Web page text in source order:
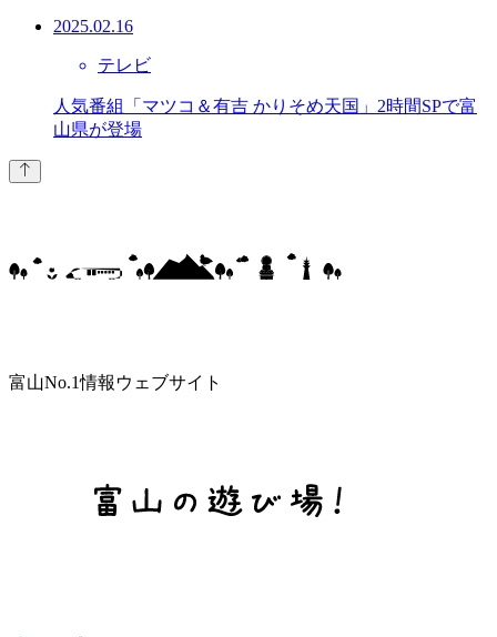
2025.02.16
テレビ
人気番組「マツコ＆有吉 かりそめ天国」2時間SPで富
山県が登場
富山No.1情報ウェブサイト